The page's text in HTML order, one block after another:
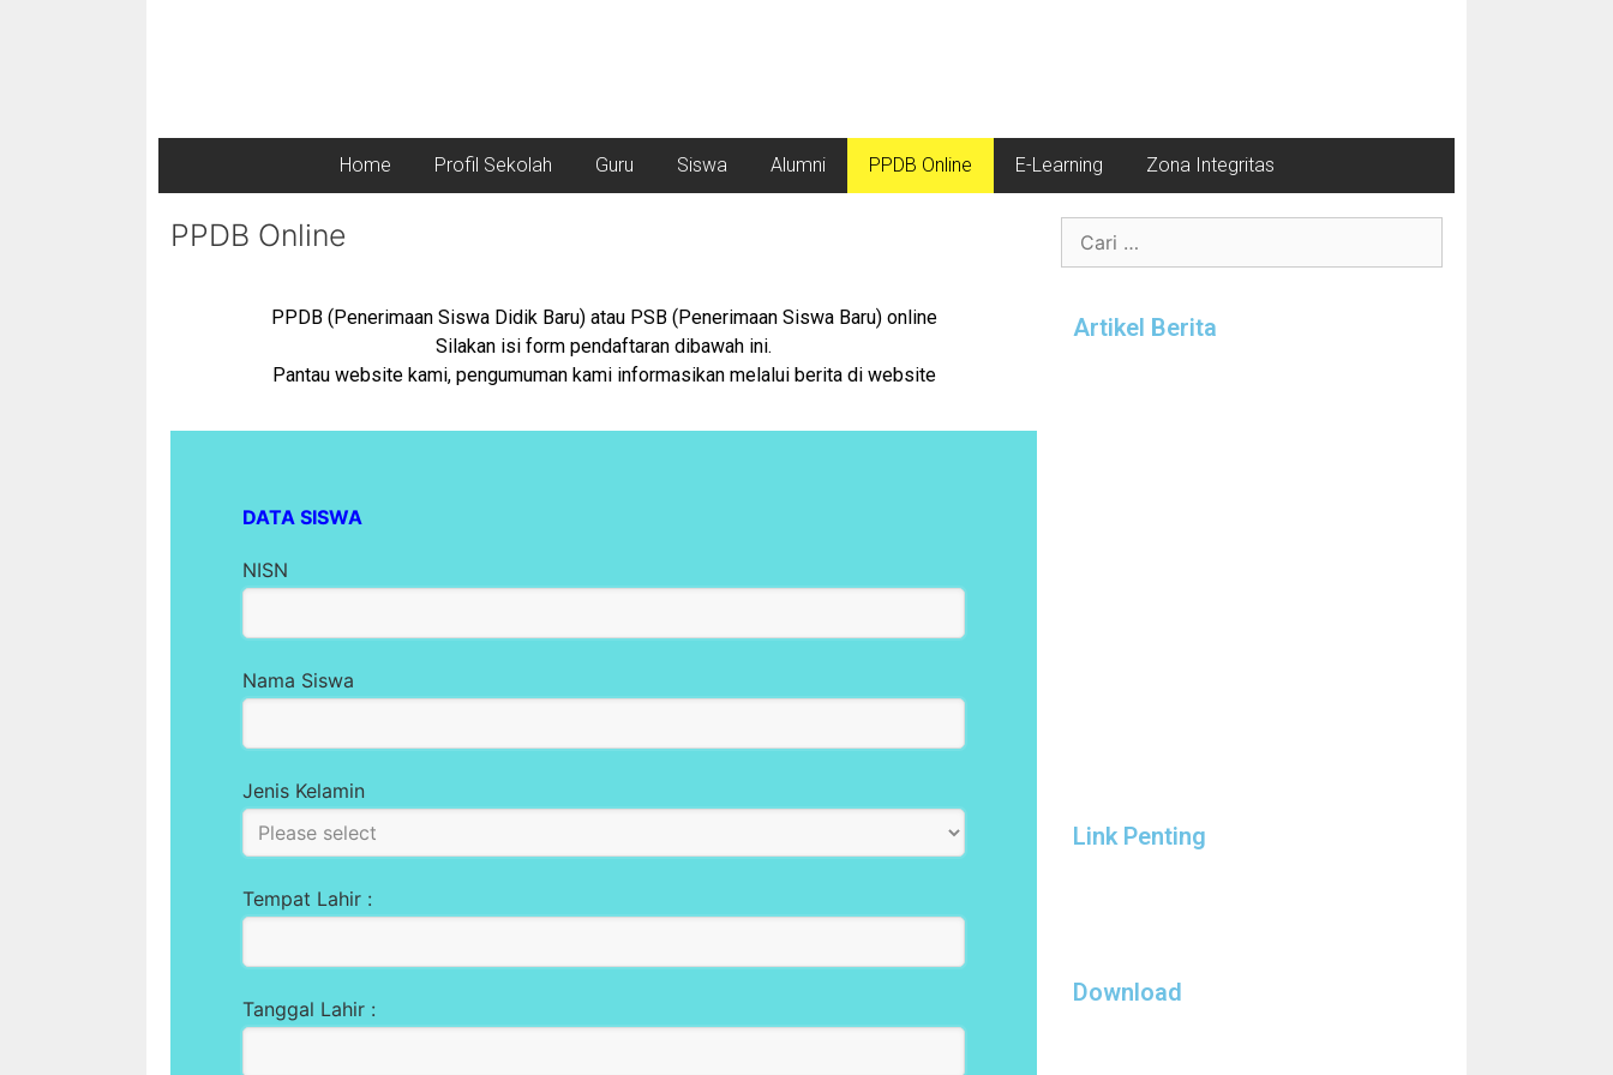
Home Profil Sekolah Guru Siswa Alumni PPDB Online E-Learning Zona Integritas
PPDB Online
PPDB (Penerimaan Siswa Didik Baru) atau PSB (Penerimaan Siswa Baru) online
Silakan isi form pendaftaran dibawah ini.
Pantau website kami, pengumuman kami informasikan melalui berita di website
DATA SISWA
NISN
Nama Siswa
Jenis Kelamin
Tempat Lahir :
Tanggal Lahir :
Artikel Berita
Link Penting
Download